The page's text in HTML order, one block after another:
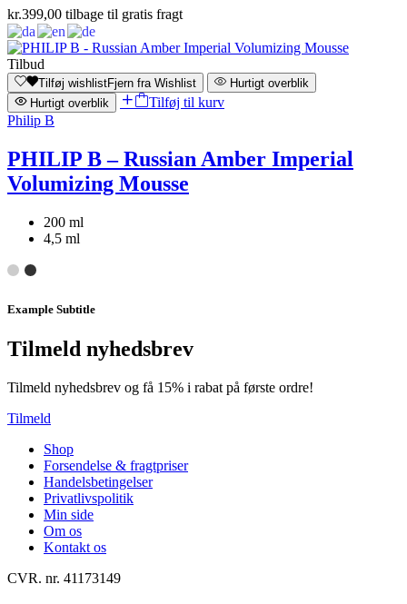
kr.399,00 tilbage til gratis fragt
Tilbud
Tilføj wishlistFjern fra Wishlist
Hurtigt overblik
Hurtigt overblik
Tilføj til kurv
Philip B
PHILIP B – Russian Amber Imperial
Volumizing Mousse
200 ml
4,5 ml
Example Subtitle
Tilmeld nyhedsbrev
Tilmeld nyhedsbrev og få 15% i rabat på første ordre!
Tilmeld
Shop
Forsendelse & fragtpriser
Handelsbetingelser
Privatlivspolitik
Min side
Om os
Kontakt os
CVR. nr. 41173149